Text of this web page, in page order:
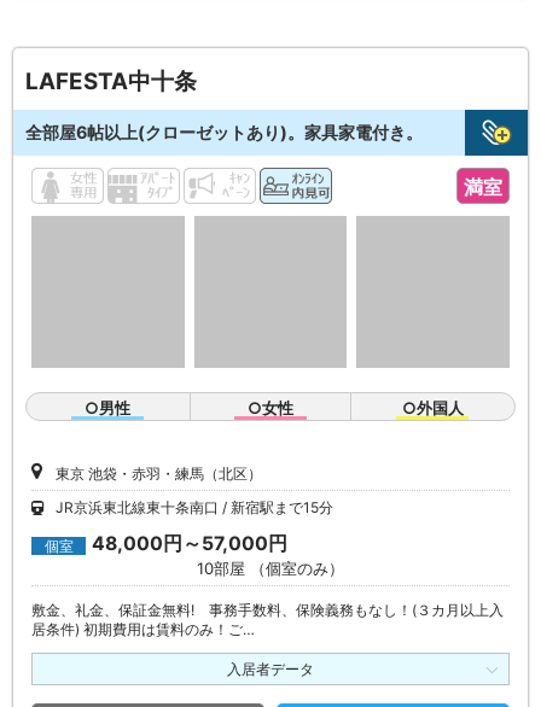
LAFESTA中十条
全部屋6帖以上(クローゼットあり)。家具家電付き。
満室
○男性 ○女性 ○外国人
東京 池袋・赤羽・練馬（北区）
JR京浜東北線東十条南口
新宿駅まで15分
個室 48,000円～57,000円
10部屋 （個室のみ）
敷金、礼金、保証金無料! 事務手数料、保険義務もなし！(３カ月以上入
居条件) 初期費用は賃料のみ！ご…
入居者データ